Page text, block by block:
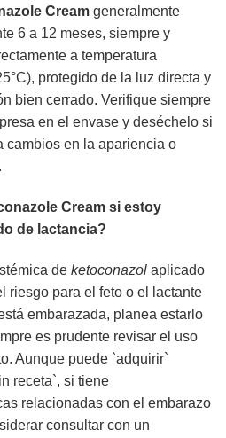
Cream generalmente
6 a 12 meses, siempre y
a temperatura
protegido de la luz directa y
bien cerrado. Verifique siempre
en el envase y deséchelo si
cambios en la apariencia o
Cream si estoy
de lactancia?
de ketoconazol aplicado
riesgo para el feto o el lactante
embarazada, planea estarlo
es prudente revisar el uso
Aunque puede `adquirir`
receta`, si tiene
relacionadas con el embarazo
consultar con un